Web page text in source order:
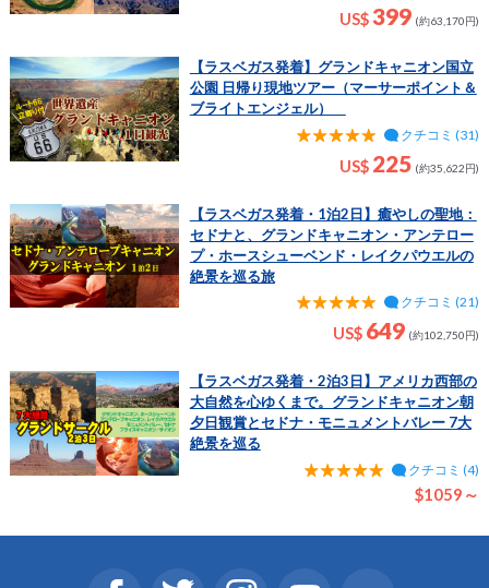
所がございます。
よる問題については一切の責任は負いかねます。
US$399 (約63,170円)
【ラスベガス発着】グランドキャニオン国立
公園 日帰り現地ツアー（マーサーポイント＆
ブライトエンジェル）
クチコミ (31)
US$ 225 (約35,622円)
【ラスベガス発着・1泊2日】癒やしの聖地：
セドナと、グランドキャニオン・アンテロー
プ・ホースシューベンド・レイクパウエルの
絶景を巡る旅
クチコミ (21)
US$ 649 (約102,750円)
【ラスベガス発着・2泊3日】アメリカ西部の
大自然を心ゆくまで。グランドキャニオン朝
夕日観賞とセドナ・モニュメントバレー 7大
絶景を巡る
クチコミ (4)
$1059～